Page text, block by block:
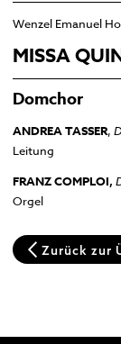
Multilingual
Termine
Wenzel Emanuel
MISSA
Domchor
ANDREA TASSER,
Leitung
FRANZ COMPLOI,
Orgel
Zurück zur